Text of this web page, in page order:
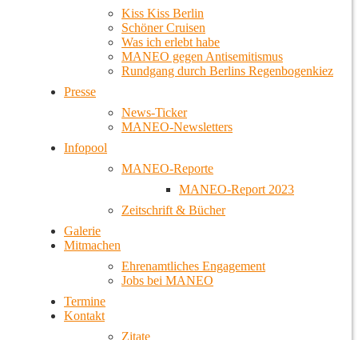
Kiss Kiss Berlin
Schöner Cruisen
Was ich erlebt habe
MANEO gegen Antisemitismus
Rundgang durch Berlins Regenbogenkiez
Presse
News-Ticker
MANEO-Newsletters
Infopool
MANEO-Reporte
MANEO-Report 2023
Zeitschrift & Bücher
Galerie
Mitmachen
Ehrenamtliches Engagement
Jobs bei MANEO
Termine
Kontakt
Zitate